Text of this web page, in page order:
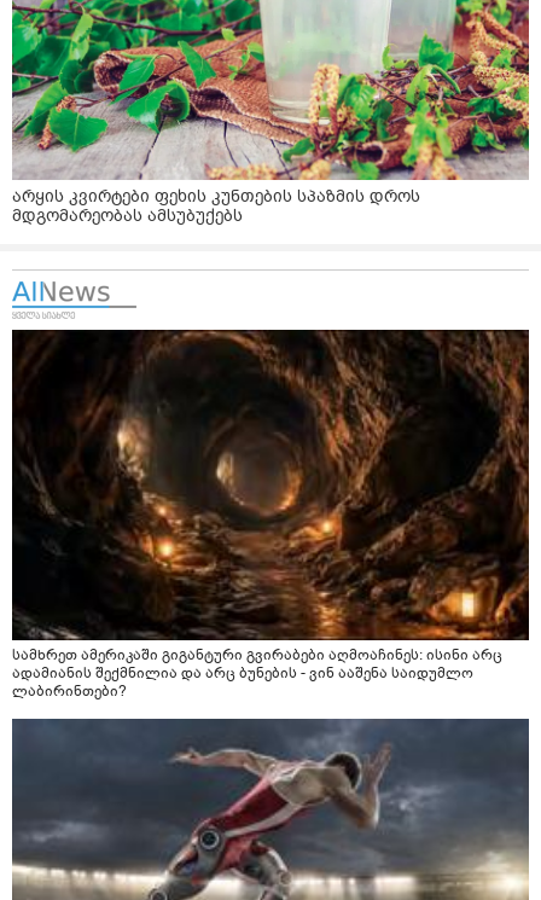
არყის კვირტები ფეხის კუნთების სპაზმის დროს
მდგომარეობას ამსუბუქებს
სამხრეთ ამერიკაში გიგანტური გვირაბები აღმოაჩინეს: ისინი არც
ადამიანის შექმნილია და არც ბუნების - ვინ ააშენა საიდუმლო
ლაბირინთები?